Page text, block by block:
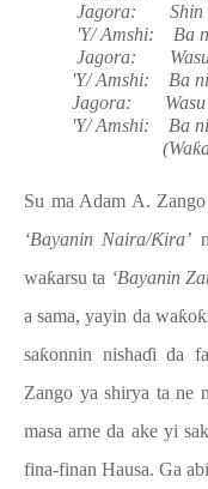
Jagora:
'Y/ Amshi:
Ba
Jagora:
'Y/ Amshi:
Ba
Jagora:
'Y/ Amshi:
Ba
(Waƙ
Su ma Adam A.
‘Bayanin Naira/Ƙira’
waƙarsu ta ‘Bayanin
a sama, yayin da waƙoƙ
saƙonnin nishaɗi da fa
Zango ya shirya ta ne
masa arne da ake yi
fina-finan Hausa. Ga